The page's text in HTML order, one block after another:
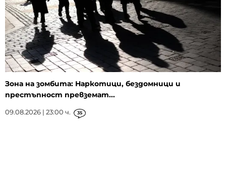
Зона на зомбита: Наркотици, бездомници и
престъпност превземат...
09.08.2026 | 23:00 ч. 35